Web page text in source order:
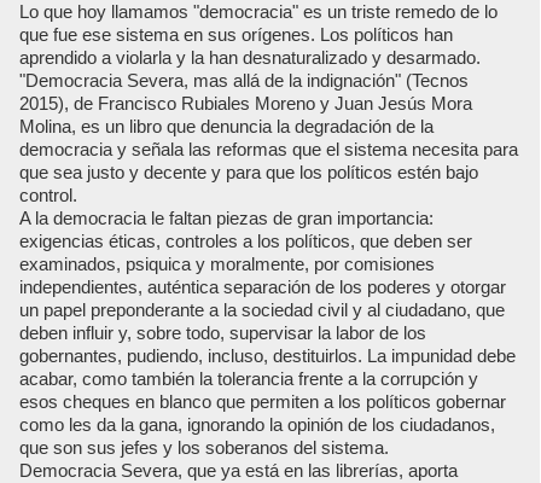
Lo que hoy llamamos "democracia" es un triste remedo de lo
que fue ese sistema en sus orígenes. Los políticos han
aprendido a violarla y la han desnaturalizado y desarmado.
"Democracia Severa, mas allá de la indignación" (Tecnos
2015), de Francisco Rubiales Moreno y Juan Jesús Mora
Molina, es un libro que denuncia la degradación de la
democracia y señala las reformas que el sistema necesita para
que sea justo y decente y para que los políticos estén bajo
control.
A la democracia le faltan piezas de gran importancia:
exigencias éticas, controles a los políticos, que deben ser
examinados, psiquica y moralmente, por comisiones
independientes, auténtica separación de los poderes y otorgar
un papel preponderante a la sociedad civil y al ciudadano, que
deben influir y, sobre todo, supervisar la labor de los
gobernantes, pudiendo, incluso, destituirlos. La impunidad debe
acabar, como también la tolerancia frente a la corrupción y
esos cheques en blanco que permiten a los políticos gobernar
como les da la gana, ignorando la opinión de los ciudadanos,
que son sus jefes y los soberanos del sistema.
Democracia Severa, que ya está en las librerías, aporta